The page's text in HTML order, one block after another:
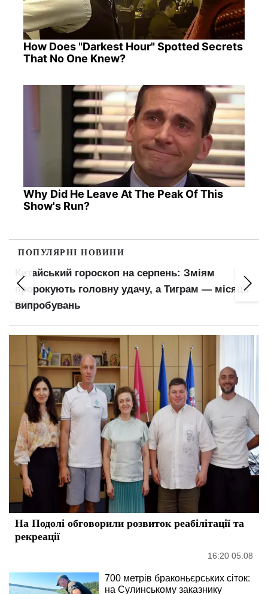
How Does "Darkest Hour" Spotted Secrets
That No One Knew?
Why Did He Leave At The Peak Of This
Show's Run?
ПОПУЛЯРНІ НОВИНИ
Китайський гороскоп на серпень: Зміям
пророкують головну удачу, а Тиграм — місяць
випробувань
На Подолі обговорили розвиток реабілітації та
рекреації
16:20 05.08
700 метрів браконьєрських сіток:
на Сулинському заказнику